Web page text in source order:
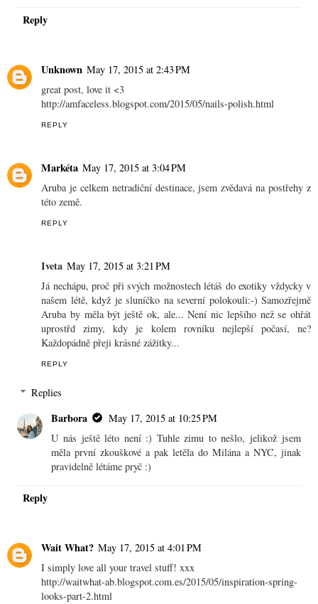
Reply
Unknown May 17, 2015 at 2:43 PM
great post, love it <3
http://amfaceless.blogspot.com/2015/05/nails-polish.html
REPLY
Markéta May 17, 2015 at 3:04 PM
Aruba je celkem netradiční destinace, jsem zvědavá na postřehy z
této země.
REPLY
Iveta May 17, 2015 at 3:21 PM
Já nechápu, proč při svých možnostech létáš do exotiky vždycky v
našem létě, když je sluníčko na severní polokouli:-) Samozřejmě
Aruba by měla být ještě ok, ale... Není nic lepšího než se ohřát
uprostřd zimy, kdy je kolem rovníku nejlepší počasí, ne?
Každopádně přeji krásné zážitky...
REPLY
Replies
Barbora
May 17, 2015 at 10:25 PM
U nás ještě léto není :) Tuhle zimu to nešlo, jelikož jsem
měla první zkouškové a pak letěla do Milána a NYC, jinak
pravidelně létáme pryč :)
Reply
Wait What? May 17, 2015 at 4:01 PM
I simply love all your travel stuff! xxx
http://waitwhat-ab.blogspot.com.es/2015/05/inspiration-spring-
looks-part-2.html